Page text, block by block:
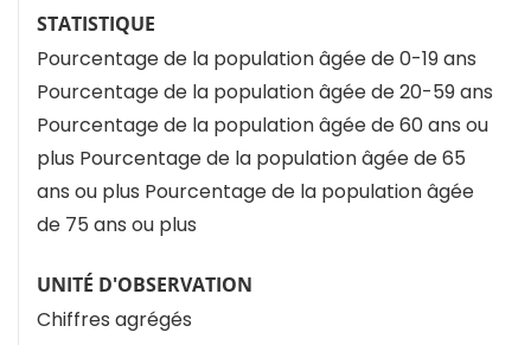
STATISTIQUE
Pourcentage de la population âgée de 0-19 ans
Pourcentage de la population âgée de 20-59 ans
Pourcentage de la population âgée de 60 ans ou
plus Pourcentage de la population âgée de 65
ans ou plus Pourcentage de la population âgée
de 75 ans ou plus
UNITÉ D'OBSERVATION
Chiffres agrégés